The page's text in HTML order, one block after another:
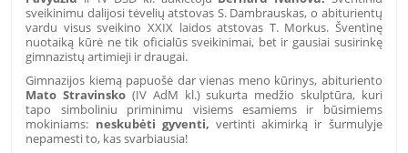
sveikinimu dalijosi tėvelių atstovas S. Dambrauskas, o abiturientų
vardu visus sveikino XXIX laidos atstovas T. Morkus. Šventinę
nuotaiką kūrė ne tik oficialūs sveikinimai, bet ir gausiai susirinkę
gimnazistų artimieji ir draugai.
Gimnazijos kiemą papuošė dar vienas meno kūrinys, abituriento
Mato Stravinsko (IV AdM kl.) sukurta medžio skulptūra, kuri
tapo simboliniu priminimu visiems esamiems ir būsimiems
mokiniams: neskubėti gyventi, vertinti akimirką ir šurmulyje
nepamesti to, kas svarbiausia!